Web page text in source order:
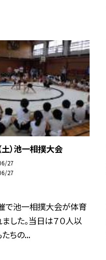
土）池一相撲大会
27
27
で池一相撲大会が体育
した。当日は７０人以
ちの...